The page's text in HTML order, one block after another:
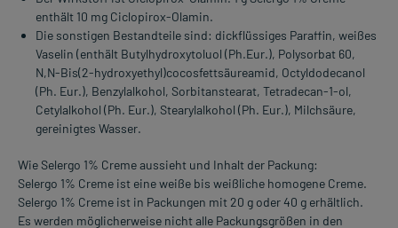
enthält 10 mg Ciclopirox-Olamin.
Die sonstigen Bestandteile sind: dickflüssiges Paraffin, weißes
Vaselin (enthält Butylhydroxytoluol (Ph.Eur.), Polysorbat 60,
N,N-Bis(2-hydroxyethyl)cocosfettsäureamid, Octyldodecanol
(Ph. Eur.), Benzylalkohol, Sorbitanstearat, Tetradecan-1-ol,
Cetylalkohol (Ph. Eur.), Stearylalkohol (Ph. Eur.), Milchsäure,
gereinigtes Wasser.
Wie Selergo 1% Creme aussieht und Inhalt der Packung:
Selergo 1% Creme ist eine weiße bis weißliche homogene Creme.
Selergo 1% Creme ist in Packungen mit 20 g oder 40 g erhältlich.
Es werden möglicherweise nicht alle Packungsgrößen in den